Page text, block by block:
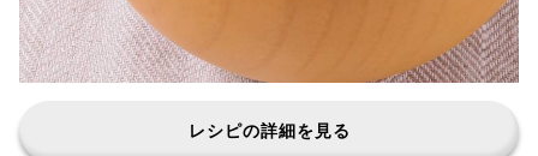
レシピの詳細を見る